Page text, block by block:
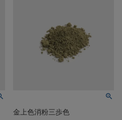
金上色消粉三歩色